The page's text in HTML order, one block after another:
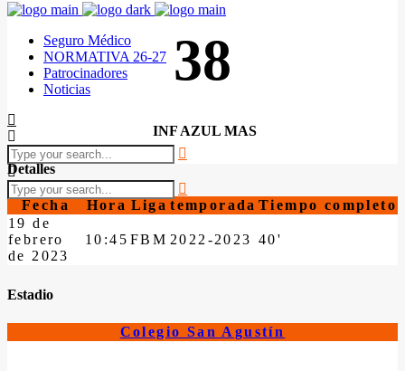
Seguro Médico
NORMATIVA 26-27
Patrocinadores
Noticias
38
INF AZUL MAS
Detalles
Fecha Hora Liga temporada Tiempo completo
19 de
febrero
de 2023
10:45 FBM 2022-2023 40'
Estadio
Colegio San Agustín